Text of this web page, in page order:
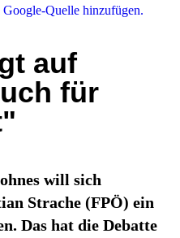
Quelle hinzufügen.
auf
für
will sich
Strache (FPÖ) ein
Das hat die Debatte